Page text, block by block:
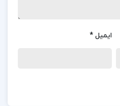
ی نوجوانان و جوانان
ایمیل *